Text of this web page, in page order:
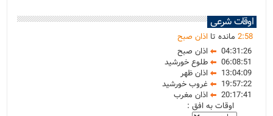
اوقات شرعی
2:58 مانده تا اذان صبح
04:31:26
اذان صبح
06:08:51
طلوع خورشید
13:04:09
اذان ظهر
19:57:22
غروب خورشید
20:17:41
اذان مغرب
اوقات به افق :